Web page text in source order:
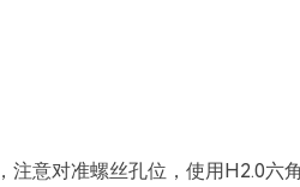
注意对准螺丝孔位，使用H2.0六